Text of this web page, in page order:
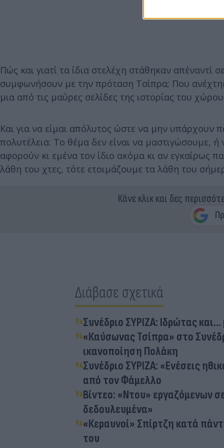
Πώς και γιατί τα ίδια στελέχη στάθηκαν
συμφωνήσουν με την πρόταση Τσίπρα; Που
μια από τις μαύρες σελίδες της ιστορίας του
Και για να είμαι απόλυτος ώστε να μην υπάρχουν
πολυτέλεια: Το θέμα δεν είναι να
αφορούν κι εμένα τον ίδιο ακόμα κι αν εγκαίρως
λάθη του χτες, τότε ετοιμάζουμε τα λάθη του
Κάνε κλικ και δες
Διάβασε σχετικά
Συνέδριο ΣΥΡΙΖΑ: Ιδρώτας
«Καύσωνας Τσίπρα» στο
ικανοποίηση Πολάκη
Συνέδριο ΣΥΡΙΖΑ: «Ενέσεις
από τον Φάμελλο
Βίντεο: «Ντου» εργαζόμενων
δεδουλευμένα»
«Κεραυνοί» Σπίρτζη κατά
του